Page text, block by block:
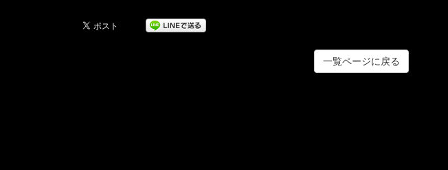
一覧ページに戻る